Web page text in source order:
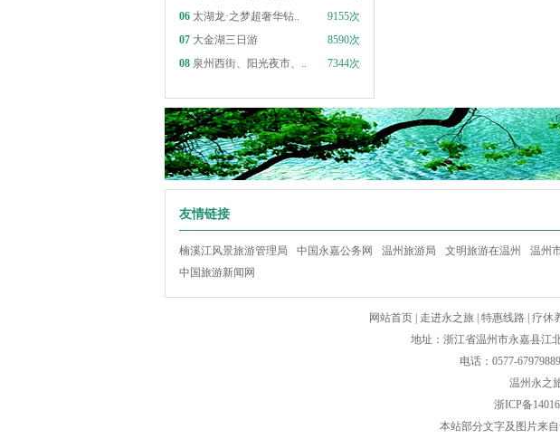
06 太湖龙·之梦超奢华钻..
9155次
07 大金湖三日游
8590次
08 泉州西街、阳光夜市、.. 7344次
友情链接
楠溪江风景旅游管理局 中国永嘉公务网 温州旅游局 文明旅游在温州 温州
中国旅游新闻网
网站首页 走进永之旅 特惠线路 疗休
地址：浙江省温州市永嘉县江
电话：0577-
温州永之
浙ICP备
本站部分文字及图片来